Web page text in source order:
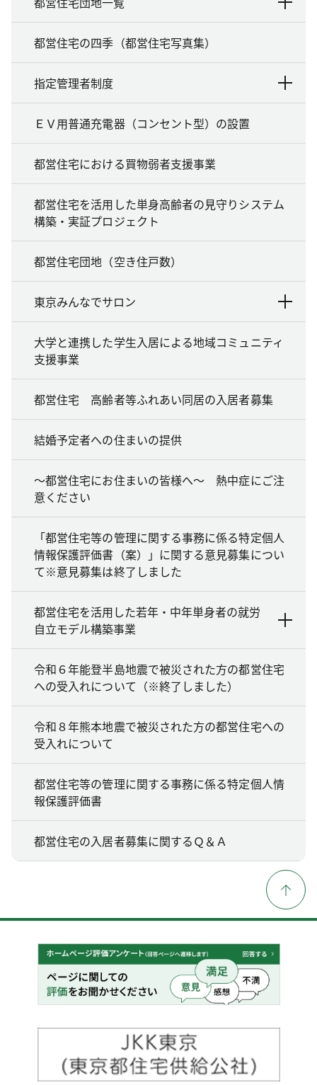
都営住宅の四季（都営住宅写真集）
指定管理者制度
ＥＶ用普通充電器（コンセント型）の設置
都営住宅における買物弱者支援事業
都営住宅を活用した単身高齢者の見守りシステム
構築・実証プロジェクト
都営住宅団地（空き住戸数）
東京みんなでサロン
大学と連携した学生入居による地域コミュニティ
支援事業
都営住宅 高齢者等ふれあい同居の入居者募集
結婚予定者への住まいの提供
～都営住宅にお住まいの皆様へ～ 熱中症にご注
意ください
「都営住宅等の管理に関する事務に係る特定個人
情報保護評価書（案）」に関する意見募集につい
て※意見募集は終了しました
都営住宅を活用した若年・中年単身者の就労
自立モデル構築事業
令和６年能登半島地震で被災された方の都営住宅
への受入れについて（※終了しました）
令和８年熊本地震で被災された方の都営住宅への
受入れについて
都営住宅等の管理に関する事務に係る特定個人情
報保護評価書
都営住宅の入居者募集に関するＱ＆Ａ